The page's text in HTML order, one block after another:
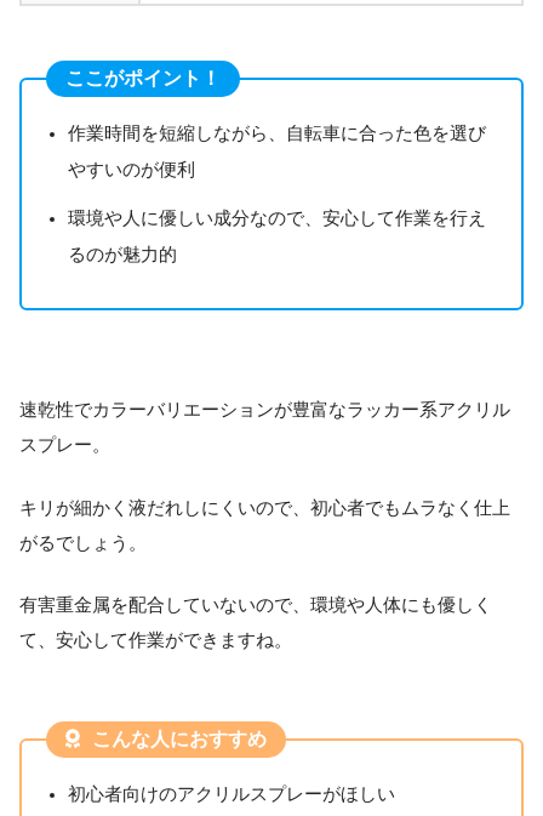
ここがポイント！
作業時間を短縮しながら、自転車に合った色を選び
やすいのが便利
環境や人に優しい成分なので、安心して作業を行え
るのが魅力的
速乾性でカラーバリエーションが豊富なラッカー系アクリル
スプレー。
キリが細かく液だれしにくいので、初心者でもムラなく仕上
がるでしょう。
有害重金属を配合していないので、環境や人体にも優しく
て、安心して作業ができますね。
こんな人におすすめ
初心者向けのアクリルスプレーがほしい